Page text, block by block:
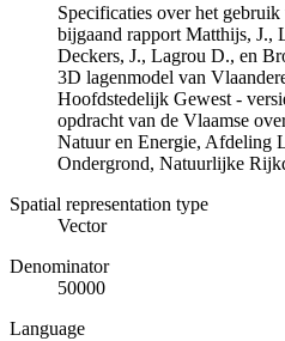
Specificaties over het
bijgaand rapport Matthijs, J.,
Deckers, J., Lagrou D., en
3D lagenmodel van
Hoofdstedelijk Gewest -
opdracht van de Vlaamse
Natuur en Energie, Afdeling
Ondergrond, Natuurlijke
Spatial representation type
Vector
Denominator
50000
Language